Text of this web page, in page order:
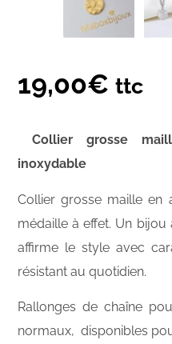
19,00€ ttc
Collier grosse
inoxydable
Collier grosse maille en
médaille à effet. Un
affirme le style avec
résistant au quotidien.
Rallonges de chaîne
normaux, disponibles